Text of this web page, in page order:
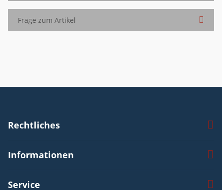
Frage zum Artikel
Rechtliches
Informationen
Service